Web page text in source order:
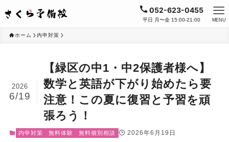
052-623-0455
平日 月〜金 15:00-21:00 MENU
ホーム 内申対策
【緑区の中1・中2保護者様へ】
数学と英語が下がり始めたら要
注意！この夏に復習と予習を頑
張ろう！
2026
6/19
内申対策 無料体験 無料個別相談 2026年6月19日